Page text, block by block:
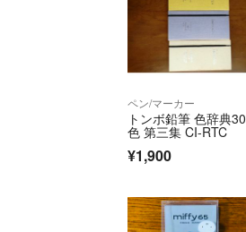
ペン/マーカー
トンボ鉛筆 色辞典30
色 第三集 CI-RTC
¥1,900